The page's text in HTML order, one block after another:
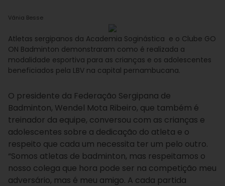
Vânia Besse
Atletas sergipanos da Academia Soginástica e o Clube GO
ON Badminton demonstraram como é realizada a
modalidade esportiva para as crianças e os adolescentes
beneficiados pela LBV na capital pernambucana.
O presidente da Federação Sergipana de
Badminton, Wendel Mota Ribeiro, que também é
treinador da equipe, conversou com as crianças e
adolescentes sobre a dedicação do atleta e o
respeito que cada um necessita ter um pelo outro.
“Somos atletas de badminton, mas respeitamos o
nosso colega que hora pode ser na competição meu
adversário, mas é meu amigo. A cada partida